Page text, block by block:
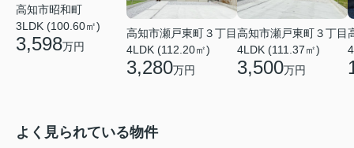
高知市昭和町
3LDK (100.60㎡)
3,598万円
高知市瀬戸東町３丁目
4LDK (112.20㎡)
3,280万円
高知市瀬戸東町３丁目
4LDK (111.37㎡)
3,500万円
よく見られている物件